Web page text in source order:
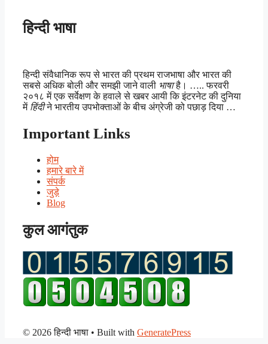
हिन्दी भाषा
हिन्दी संवैधानिक रूप से भारत की प्रथम राजभाषा और भारत की
सबसे अधिक बोली और समझी जाने वाली भाषाहै। ….. फरवरी
२०१८ में एक सर्वेक्षण के हवाले से खबर आयी कि इंटरनेट की दुनिया
में हिंदीने भारतीय उपभोक्ताओं के बीच अंग्रेजी को पछाड़ दिया …
Important Links
होम
हमारे बारे में
संपर्क
जुड़े
Blog
कुल आगंतुक
© 2026 हिन्दी भाषा • Built with GeneratePress